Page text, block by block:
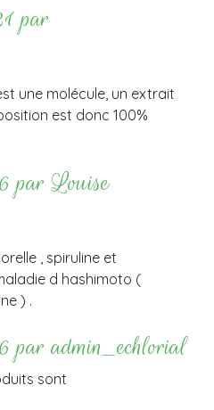
par
une molécule, un extrait
est donc 100%
par Louise
, spiruline et
d hashimoto (
) .
par admin_echlorial
sont